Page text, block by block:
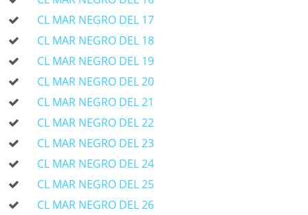
CL MAR NEGRO DEL 17
CL MAR NEGRO DEL 18
CL MAR NEGRO DEL 19
CL MAR NEGRO DEL 20
CL MAR NEGRO DEL 21
CL MAR NEGRO DEL 22
CL MAR NEGRO DEL 23
CL MAR NEGRO DEL 24
CL MAR NEGRO DEL 25
CL MAR NEGRO DEL 26